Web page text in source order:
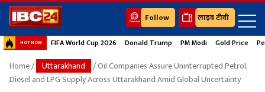
Follow लाइव टीवी
HOT NOW FIFA World Cup 2026 Donald Trump PM Modi Gold Price
Home/ Uttarakhand
/ Oil Companies Assure Uninterrupted Petrol,
Diesel and LPG Supply Across Uttarakhand Amid Global Uncertainty